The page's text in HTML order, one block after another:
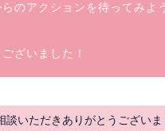
のアクションを待ってみよ
ざいました！
談いただきありがとうございま